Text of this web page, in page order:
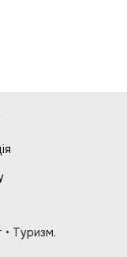
Туризм.